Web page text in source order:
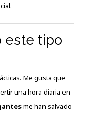
este tipo
Me gusta que
una hora diaria en
me han salvado